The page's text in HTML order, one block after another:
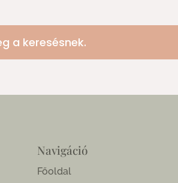
a keresésnek.
Navigáció
Főoldal